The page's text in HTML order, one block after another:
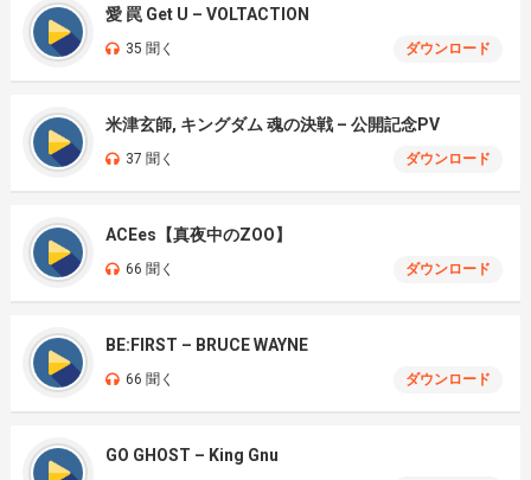
愛 罠 Get U – VOLTACTION
35 聞く ダウンロード
米津玄師, キングダム 魂の決戦 – 公開記念PV
37 聞く ダウンロード
ACEes【真夜中のZOO】
66 聞く ダウンロード
BE:FIRST – BRUCE WAYNE
66 聞く ダウンロード
GO GHOST – King Gnu